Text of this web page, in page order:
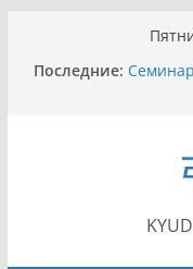
содержимому
Последние:
II
Орёл
I этап